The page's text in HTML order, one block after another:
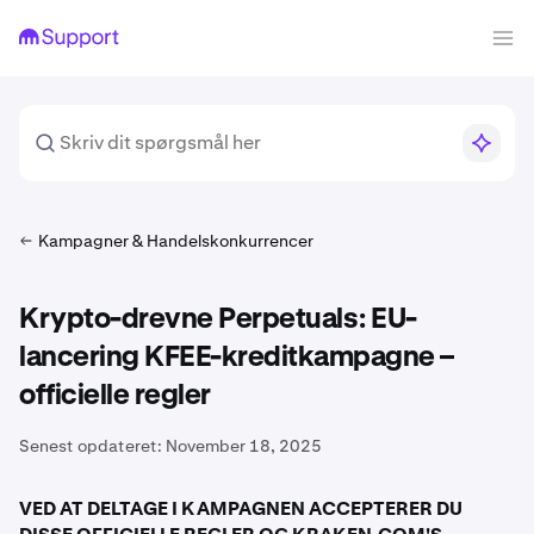
Kampagner & Handelskonkurrencer
Krypto-drevne Perpetuals: EU-
lancering KFEE-kreditkampagne –
officielle regler
Senest opdateret: November 18, 2025
VED AT DELTAGE I KAMPAGNEN ACCEPTERER DU